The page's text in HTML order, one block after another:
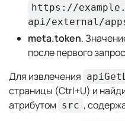
https://
api/external/
meta.token.
после первого
Для извлечения
страницы (Ctrl+U) и
атрибутом src ,